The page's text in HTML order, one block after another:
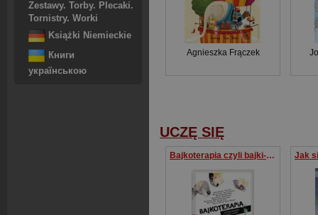
Zestawy. Torby. Plecaki.
Tornistry. Worki
Książki Niemieckie
Книги
українською
Agnieszka Frączek
UCZĘ SIĘ
Bajkoterapia czyli bajki-pomagajki dla małych i dużych